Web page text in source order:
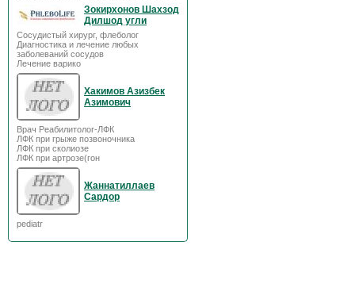
Зокирхонов Шахзод
Дилшод угли
Сосудистый хирург, флеболог
Диагностика и лечение любых
заболеваний сосудов
Лечение варико
Хакимов Азизбек
Азимович
Врач Реабилитолог-ЛФК
ЛФК при грыже позвоночника
ЛФК при сколиозе
ЛФК при артрозе(гон
Жаннатиллаев
Сардор
pediatr